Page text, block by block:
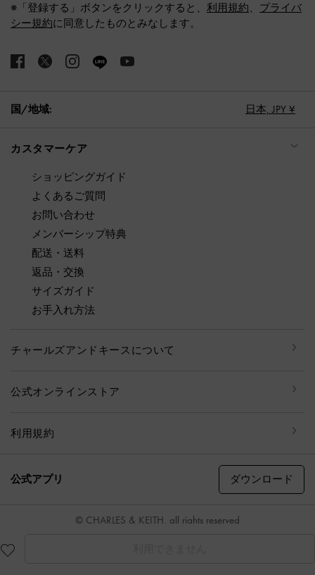
※「登録する」ボタンをクリックすると、 利用規約、 プライバ
シー規約に同意したものとみなします。
国/地域: 日本, JPY ¥
カスタマーケア
ショッピングガイド
よくあるご質問
お問い合わせ
メンバーシップ特典
配送・送料
返品・交換
サイズガイド
お手入れ方法
チャールズアンドキースについて
公式オンラインストア
利用規約
公式アプリ ダウンロード
© CHARLES & KEITH, all rights reserved